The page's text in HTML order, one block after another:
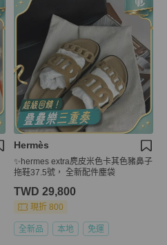
Hermès
✨hermes extra麂皮米色卡其色豬鼻子
拖鞋37.5號， 全新配件塵袋
TWD 29,800
現折 800
全新品 本地 免運